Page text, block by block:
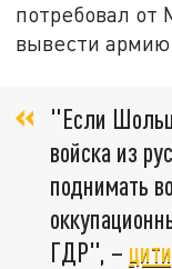
потребовал
вывести
"Если Шольц
войска из
поднимать
ГДР", –